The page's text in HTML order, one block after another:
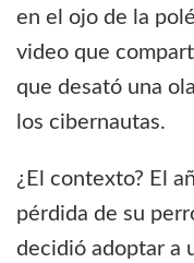
en el ojo de la
video que
que desató una
los cibernautas.
¿El contexto? El
pérdida de su
decidió adoptar a